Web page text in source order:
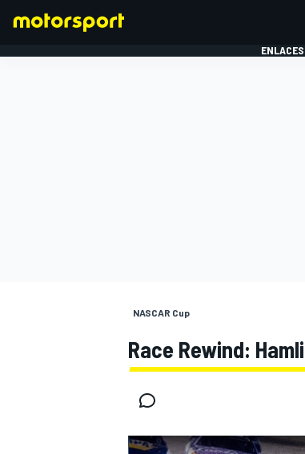
NASCAR Cup
Race Rewind: